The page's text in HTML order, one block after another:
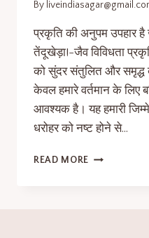
By
प्रकृति की अनुपम उपहार है
तेंदूखेड़ा!-जैव विविधता
को सुंदर संतुलित और समृद्ध
केवल हमारे वर्तमान के लिए
आवश्यक है। यह हमारी
धरोहर को नष्ट होने से…
READ MORE